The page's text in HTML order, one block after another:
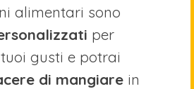
alimentari sono
per
gusti e potrai
di mangiarein